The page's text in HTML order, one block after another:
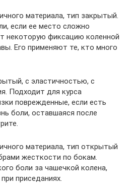
материала, тип закрытый.
если ее место сложно
некоторую фиксацию коленной
Его применяют те, кто много
с эластичностью, с
Подходит для курса
поврежденные, если есть
боли, оставшаяся после
материала, тип открытый
жесткости по бокам.
боли за чашечкой колена,
приседаниях.